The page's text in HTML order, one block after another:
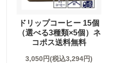
ドリップコーヒー 15個
（選べる3種類×5個）ネ
コポス送料無料
3,050円(税込3,294円)